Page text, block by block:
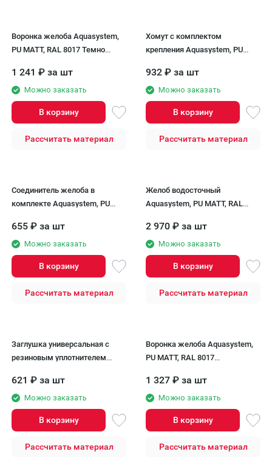
Воронка желоба Aquasystem,
PU MATT, RAL 8017 Темно
1 241 ₽ за шт
Можно заказать
В корзину
Рассчитать материал
Хомут с комплектом
крепления Aquasystem, PU
Коричневый 125/90
932 ₽ за шт
Можно заказать
В корзину
Рассчитать материал
Соединитель желоба в
комплекте Aquasystem, PU
Коричневый 125/90
655 ₽ за шт
Можно заказать
В корзину
Рассчитать материал
Желоб водосточный
Aquasystem, PU MATT, RAL
2 970 ₽ за шт
Можно заказать
В корзину
Рассчитать материал
Заглушка универсальная с
резиновым уплотнителем
8017 Темно Коричневый 125/90
621 ₽ за шт
Можно заказать
В корзину
Рассчитать материал
Воронка желоба Aquasystem,
PU MATT, RAL 8017
1 327 ₽ за шт
Можно заказать
В корзину
Рассчитать материал